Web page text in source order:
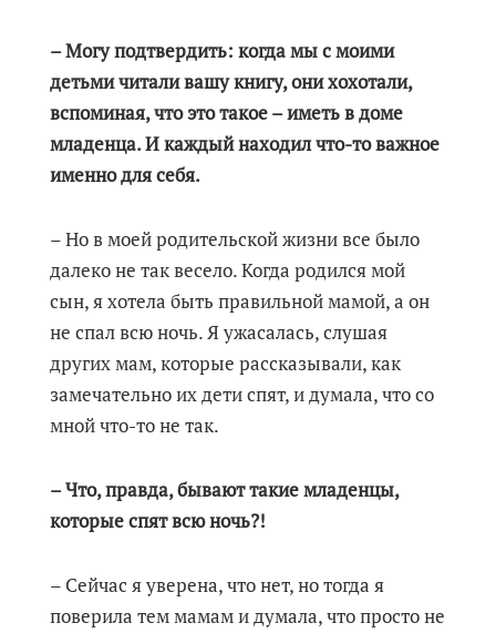
– Могу подтвердить: когда мы с моими
детьми читали вашу книгу, они хохотали,
вспоминая, что это такое – иметь в доме
младенца. И каждый находил что-то важное
именно для себя.
– Но в моей родительской жизни все было
далеко не так весело. Когда родился мой
сын, я хотела быть правильной мамой, а он
не спал всю ночь. Я ужасалась, слушая
других мам, которые рассказывали, как
замечательно их дети спят, и думала, что со
мной что-то не так.
– Что, правда, бывают такие младенцы,
которые спят всю ночь?!
– Сейчас я уверена, что нет, но тогда я
поверила тем мамам и думала, что просто не